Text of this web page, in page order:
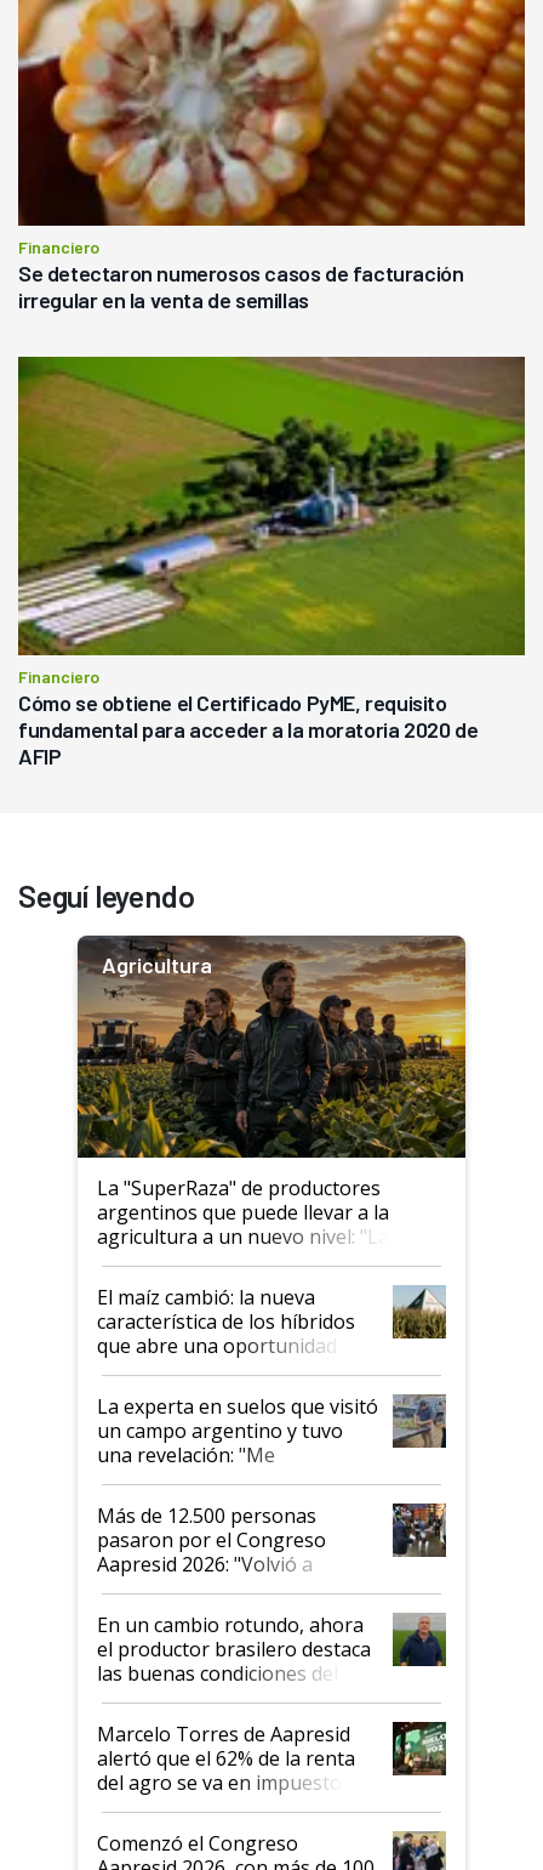
Financiero
Se detectaron numerosos casos de facturación
irregular en la venta de semillas
Financiero
Cómo se obtiene el Certificado PyME, requisito
fundamental para acceder a la moratoria 2020 de
AFIP
Seguí leyendo
Agricultura
La "SuperRaza" de productores
argentinos que puede llevar a la
agricultura a un nuevo nivel: "Las
posibilidades de crecimiento son
infinitas"
El maíz cambió: la nueva
característica de los híbridos
que abre una oportunidad en
el lote
La experta en suelos que visitó
un campo argentino y tuvo
una revelación: "Me
impresionó mucho"
Más de 12.500 personas
pasaron por el Congreso
Aapresid 2026: "Volvió a
demostrar que hablar del
suelo es hablar de todo el
sistema productivo"
En un cambio rotundo, ahora
el productor brasilero destaca
las buenas condiciones del
agro argentino para invertir:
"Los veo más motivados"
Marcelo Torres de Aapresid
alertó que el 62% de la renta
del agro se va en impuestos:
"No es bueno que en
Argentina se sigan discutiendo
las mismas cosas de hace 50
Comenzó el Congreso